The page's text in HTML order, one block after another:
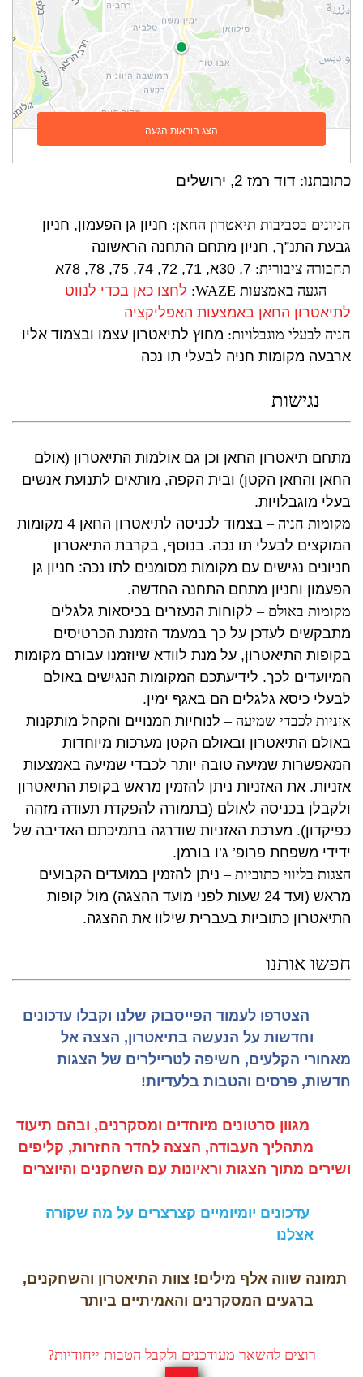
כתובתנו: דוד רמז 2, ירושלים
חניונים בסביבות תיאטרון החאן: חניון גן הפעמון, חניון
גבעת התנ”ך, חניון מתחם התחנה הראשונה
תחבורה ציבורית:
הגעה באמצעות WAZE:
לחצו כאן בכדי לנווט
לתיאטרון החאן באמצעות האפליקציה
חניה לבעלי מוגבלויות: מחוץ לתיאטרון עצמו ובצמוד אליו
ארבעה מקומות חניה לבעלי תו נכה
נגישות
מתחם תיאטרון החאן וכן גם אולמות התיאטרון (אולם
החאן והחאן הקטן) ובית הקפה, מותאים לתנועת אנשים
בעלי מוגבלויות.
מקומות חניה –
בצמוד לכניסה לתיאטרון החאן 4 מקומות
המוקצים לבעלי תו נכה. בנוסף, בקרבת התיאטרון
חניונים נגישים עם מקומות מסומנים לתו נכה: חניון גן
הפעמון וחניון מתחם התחנה החדשה.
מקומות באולם –לקוחות הנעזרים בכיסאות גלגלים
מתבקשים לעדכן על כך במעמד הזמנת הכרטיסים
בקופות התיאטרון, על מנת לוודא שיוזמנו עבורם מקומות
המיועדים לכך. לידיעתכם המקומות הנגישים באולם
לבעלי כיסא גלגלים הם באגף ימין.
אזניות לכבדי שמיעה –לנוחיות המנויים והקהל מותקנות
באולם התיאטרון ובאולם הקטן מערכות מיוחדות
המאפשרות שמיעה טובה יותר לכבדי שמיעה באמצעות
אזניות. את האזניות ניתן להזמין מראש בקופת התיאטרון
ולקבלן בכניסה לאולם (בתמורה להפקדת תעודה מזהה
כפיקדון). מערכת האזניות שודרגה בתמיכתם האדיבה של
ידידי משפחת פרופ’ ג’ו בורמן.
הצגות בליווי כתוביות–ניתן להזמין במועדים הקבועים
מראש (ועד 24 שעות לפני מועד ההצגה) מול קופות
התיאטרון כתוביות בעברית שילוו את ההצגה.
חפשו אותנו
הצטרפו לעמוד הפייסבוק שלנו וקבלו עדכונים
וחדשות על הנעשה בתיאטרון, הצצה אל
מאחורי הקלעים, חשיפה לטריילרים של הצגות
חדשות, פרסים והטבות בלעדיות!
מגוון סרטונים מיוחדים ומסקרנים, ובהם תיעוד
מתהליך העבודה, הצצה לחדר החזרות, קליפים
ושירים מתוך הצגות וראיונות עם השחקנים והיוצרים
עדכונים יומיומיים קצרצרים על מה שקורה
אצלנו
תמונה שווה אלף מילים! צוות התיאטרון והשחקנים,
ברגעים המסקרנים והאמיתיים ביותר
רוצים להשאר מעודכנים ולקבל הטבות ייחודיות?